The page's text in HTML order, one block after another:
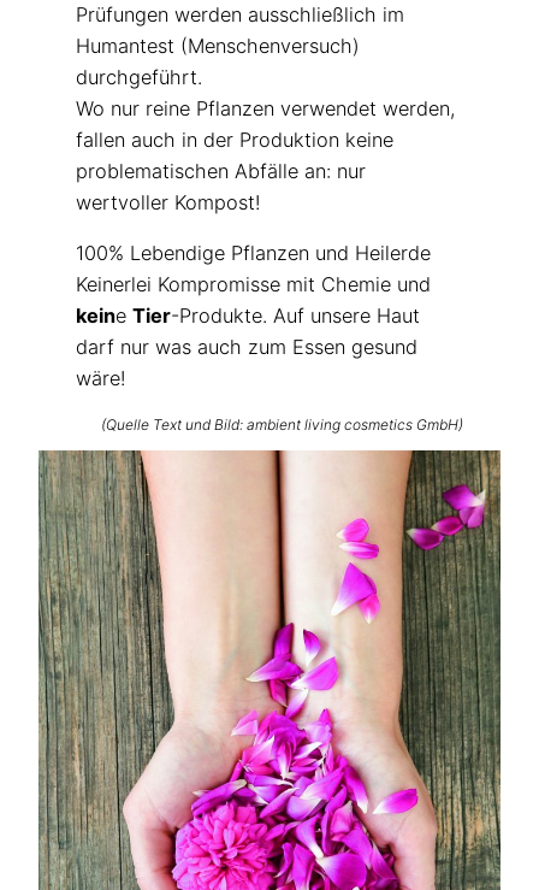
Prüfungen werden ausschließlich im
Humantest (Menschenversuch)
durchgeführt.
Wo nur reine Pflanzen verwendet werden,
fallen auch in der Produktion keine
problematischen Abfälle an: nur
wertvoller Kompost!
100% Lebendige Pflanzen und Heilerde
Keinerlei Kompromisse mit Chemie und
keine Tier-Produkte. Auf unsere Haut
darf nur was auch zum Essen gesund
wäre!
(Quelle Text und Bild: ambient living cosmetics GmbH)